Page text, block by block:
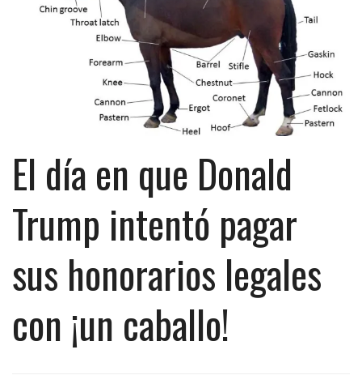
El día en que Donald
Trump intentó pagar
sus honorarios legales
con ¡un caballo!